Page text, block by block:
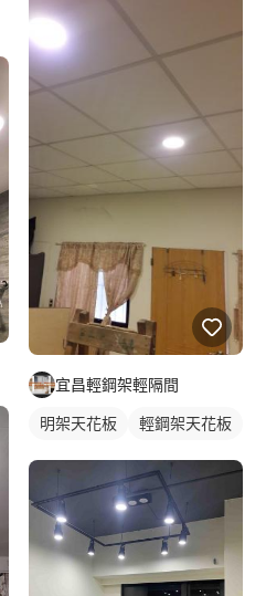
宜昌輕鋼架輕隔間
明架天花板 輕鋼架天花板